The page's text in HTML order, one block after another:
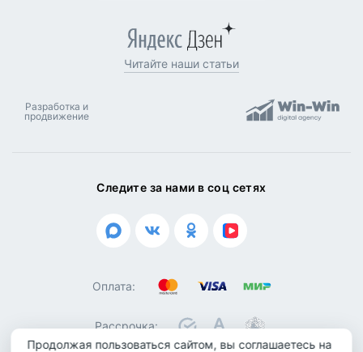
Продолжая пользоваться сайтом, вы соглашаетесь на
Следите за нами в соц сетях
Оплата:
Рассрочка:
Читайте наши статьи
Разработка и
продвижение